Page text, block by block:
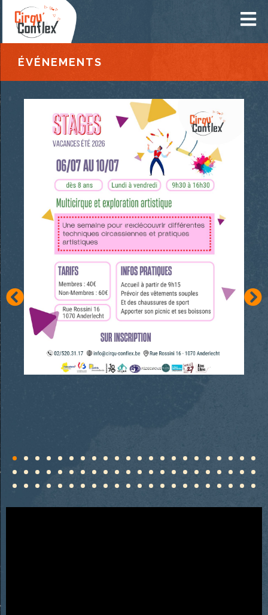
ÉVÉNEMENTS